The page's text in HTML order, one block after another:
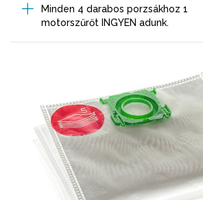
Minden 4 darabos porzsákhoz 1
motorszűrőt INGYEN adunk.